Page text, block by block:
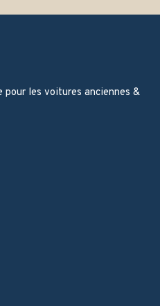
pour les voitures anciennes &